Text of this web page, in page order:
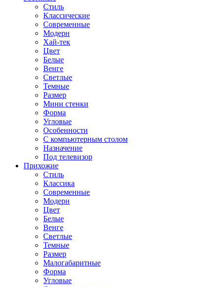
Стиль
Классические
Современные
Модерн
Хай-тек
Цвет
Белые
Венге
Светлые
Темные
Размер
Мини стенки
Форма
Угловые
Особенности
С компьютерным столом
Назначение
Под телевизор
Прихожие
Стиль
Классика
Современные
Модерн
Цвет
Белые
Венге
Светлые
Темные
Размер
Малогабаритные
Форма
Угловые